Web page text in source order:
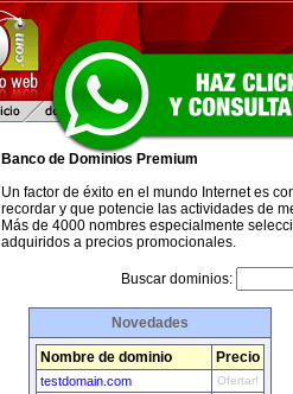
Banco de Dominios Premium
Un factor de éxito en el mundo Internet es
recordar y que potencie las actividades de
Más de 4000 nombres especialmente
adquiridos a precios promocionales.
Buscar dominios:
Novedades
Nombre de dominio Precio
testdomain.com Ofertar!